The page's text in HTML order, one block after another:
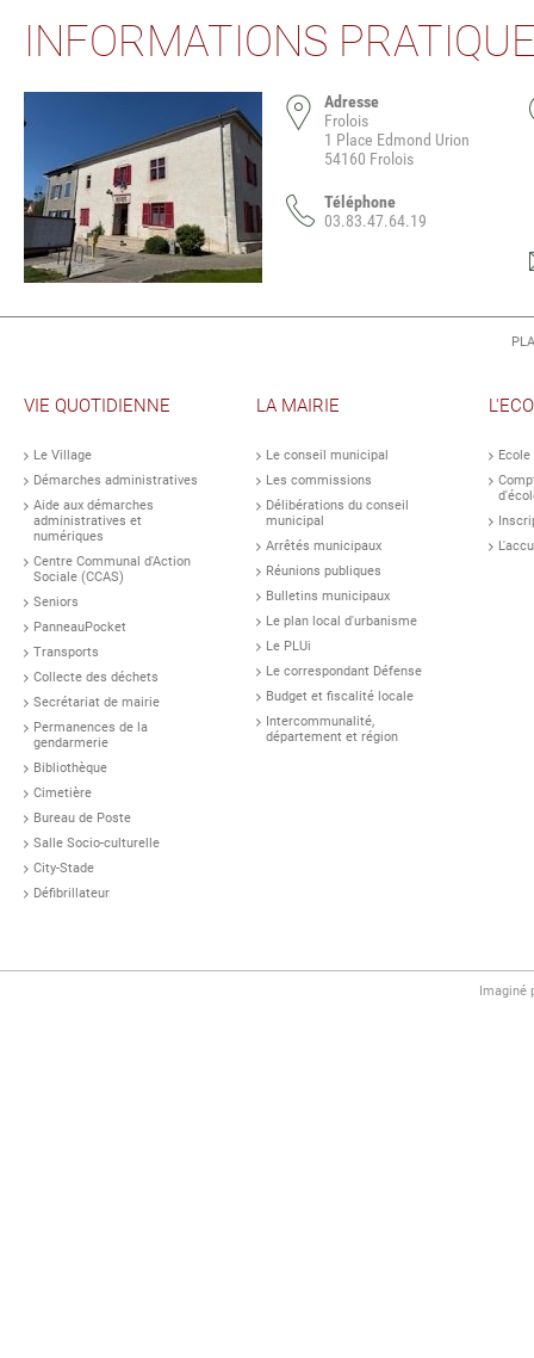
INFORMATIONS
Adresse
Frolois
1 Place Edmond Urion
54160 Frolois
Téléphone
03.83.47.64.19
VIE QUOTIDIENNE
Le Village
Démarches administratives
Aide aux démarches
administratives et
numériques
Centre Communal d'Action
Sociale (CCAS)
Seniors
PanneauPocket
Transports
Collecte des déchets
Secrétariat de mairie
Permanences de la
gendarmerie
Bibliothèque
Cimetière
Bureau de Poste
Salle Socio-culturelle
City-Stade
Défibrillateur
LA MAIRIE
Le conseil municipal
Les commissions
Délibérations du conseil
municipal
Arrêtés municipaux
Réunions publiques
Bulletins municipaux
Le plan local d'urbanisme
Le PLUi
Le correspondant Défense
Budget et fiscalité locale
Intercommunalité,
département et région
Imaginé